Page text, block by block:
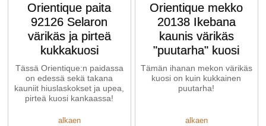
Orientique paita
92126 Selaron
värikäs ja pirteä
kukkakuosi
Tässä Orientique:n paidassa
on edessä sekä takana
kauniit hiuslaskokset ja upea,
pirteä kuosi kankaassa!
alkaen
Orientique mekko
20138 Ikebana
kaunis värikäs
"puutarha" kuosi
Tämän ihanan mekon värikäs
kuosi on kuin kukkainen
puutarha!
alkaen